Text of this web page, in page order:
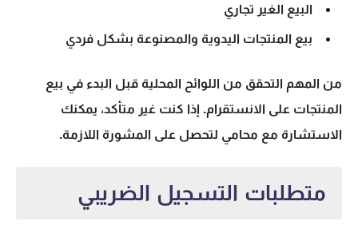
البيع الغير تجاري
بيع المنتجات اليدوية والمصنوعة بشكل فردي
من المهم التحقق من اللوائح المحلية قبل البدء في بيع
المنتجات على الانستقرام. إذا كنت غير متأكد، يمكنك
الاستشارة مع محامي لتحصل على المشورة اللازمة.
متطلبات التسجيل الضريبي